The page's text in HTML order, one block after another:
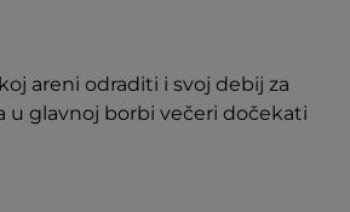
areni odraditi i svoj debij za
u glavnoj borbi večeri dočekati